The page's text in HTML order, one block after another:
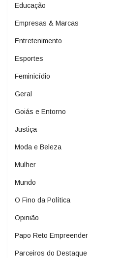
Educação
Empresas & Marcas
Entretenimento
Esportes
Feminicídio
Geral
Goiás e Entorno
Justiça
Moda e Beleza
Mulher
Mundo
O Fino da Política
Opinião
Papo Reto Empreender
Parceiros do Destaque